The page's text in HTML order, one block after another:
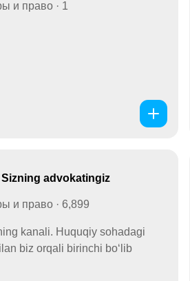
и право · 1
advokatingiz
и право · 6,899
kanali. Huquqiy sohadagi
biz orqali birinchi bo‘lib